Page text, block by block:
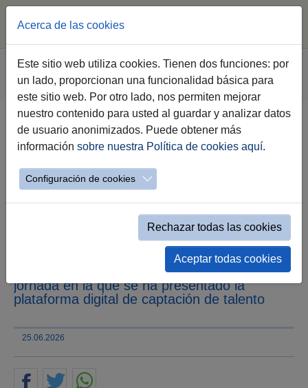
Saltar al contenido principal
Estás aquí:
Jerez.es Webs Municipales
Empleo
Evento simple Noticias destacadas
El Gobierno de Jerez felicita a
creación de la plataforma
talento al servicio de las
José Ignacio Martínez ha participado en la
jornada en la que se ha presentado la
plataforma digital de captación de talento
25.06.2026
Acerca de las cookies
Este sitio web utiliza cookies. Tienen dos funciones: por
un lado, proporcionan una funcionalidad básica para
este sitio web. Por otro lado, nos permiten mejorar
nuestro contenido para usted al guardar y analizar datos
de usuario anonimizados. Puede obtener más
información sobre nuestra Política de cookies aquí.
Configuración de cookies
Rechazar todas las cookies
Aceptar todas cookies